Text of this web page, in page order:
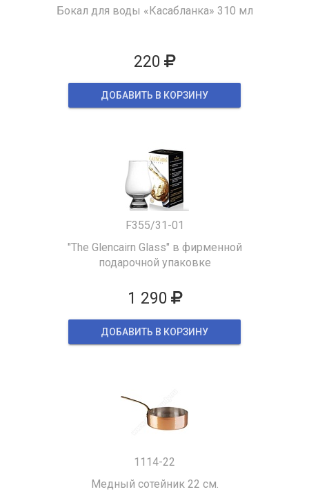
Бокал для воды «Касабланка» 310 мл
220
ДОБАВИТЬ В КОРЗИНУ
F355/31-01
"The Glencairn Glass" в фирменной
подарочной упаковке
1 290
ДОБАВИТЬ В КОРЗИНУ
1114-22
Медный сотейник 22 см.